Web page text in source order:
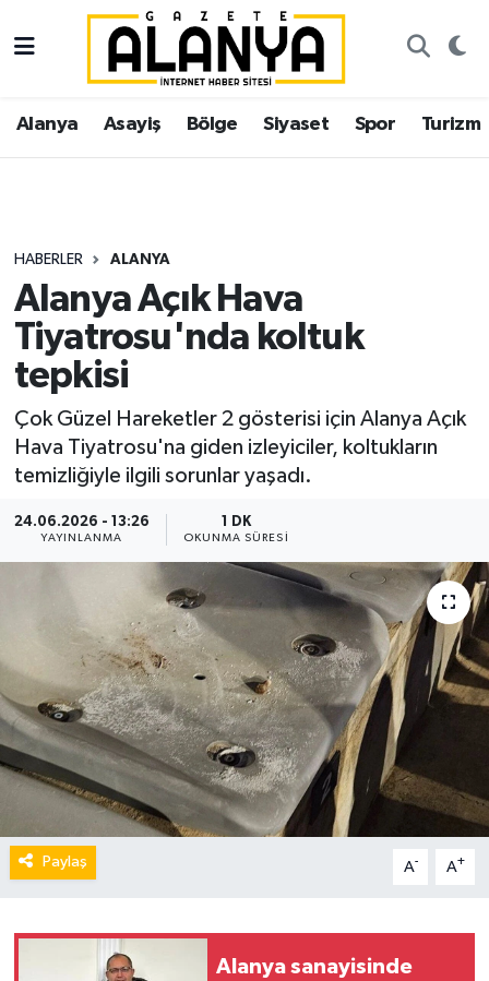
Alanya Asayiş Bölge Siyaset Spor Turizm
HABERLER ALANYA
Alanya Açık Hava
Tiyatrosu'nda koltuk
tepkisi
Çok Güzel Hareketler 2 gösterisi için Alanya Açık
Hava Tiyatrosu'na giden izleyiciler, koltukların
temizliğiyle ilgili sorunlar yaşadı.
24.06.2026 - 13:26
YAYINLANMA
1 DK
OKUNMA SÜRESI
Paylaş A- A+
Alanya sanayisinde
Alanya
Asayiş
Siyaset
Spor
Turizm
Ekonomi
Gazipaşa
İstanbul Nöbetçi Eczaneler
İstanbul Hava Durumu
Süper Lig Puan Durumu ve Fikstür
Tüm Manşetler
Son Dakika Haberleri
Haber Arşivi